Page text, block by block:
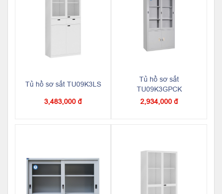
Tủ hồ sơ sắt TU09K3LS
3,483,000 đ
Tủ hồ sơ sắt
TU09K3GPCK
2,934,000 đ